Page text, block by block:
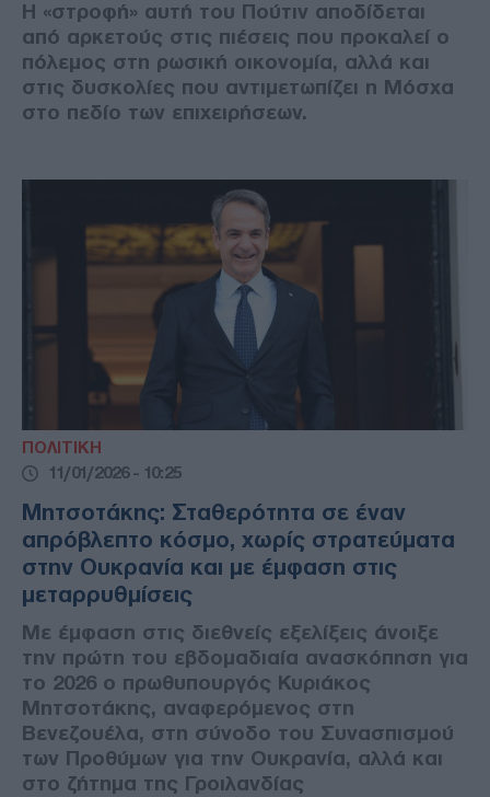
Η «στροφή» αυτή του Πούτιν αποδίδεται
από αρκετούς στις πιέσεις που προκαλεί ο
πόλεμος στη ρωσική οικονομία, αλλά και
στις δυσκολίες που αντιμετωπίζει η Μόσχα
στο πεδίο των επιχειρήσεων.
ΠΟΛΙΤΙΚΗ
11/01/2026 - 10:25
Μητσοτάκης: Σταθερότητα σε έναν
απρόβλεπτο κόσμο, χωρίς στρατεύματα
στην Ουκρανία και με έμφαση στις
μεταρρυθμίσεις
Με έμφαση στις διεθνείς εξελίξεις άνοιξε
την πρώτη του εβδομαδιαία ανασκόπηση για
το 2026 ο πρωθυπουργός Κυριάκος
Μητσοτάκης, αναφερόμενος στη
Βενεζουέλα, στη σύνοδο του Συνασπισμού
των Προθύμων για την Ουκρανία, αλλά και
στο ζήτημα της Γροιλανδίας